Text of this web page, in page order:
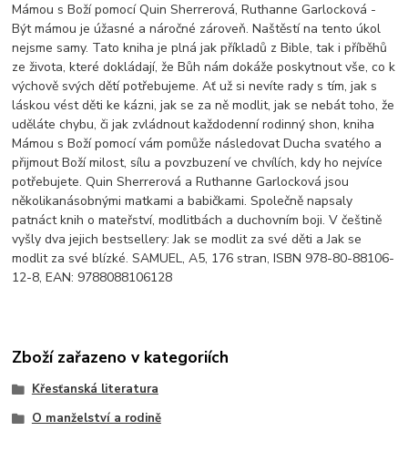
Mámou s Boží pomocí Quin Sherrerová, Ruthanne Garlocková -
Být mámou je úžasné a náročné zároveň. Naštěstí na tento úkol
nejsme samy. Tato kniha je plná jak příkladů z Bible, tak i příběhů
ze života, které dokládají, že Bůh nám dokáže poskytnout vše, co k
výchově svých dětí potřebujeme. Ať už si nevíte rady s tím, jak s
láskou vést děti ke kázni, jak se za ně modlit, jak se nebát toho, že
uděláte chybu, či jak zvládnout každodenní rodinný shon, kniha
Mámou s Boží pomocí vám pomůže následovat Ducha svatého a
přijmout Boží milost, sílu a povzbuzení ve chvílích, kdy ho nejvíce
potřebujete. Quin Sherrerová a Ruthanne Garlocková jsou
několikanásobnými matkami a babičkami. Společně napsaly
patnáct knih o mateřství, modlitbách a duchovním boji. V češtině
vyšly dva jejich bestsellery: Jak se modlit za své děti a Jak se
modlit za své blízké. SAMUEL, A5, 176 stran, ISBN 978-80-88106-
12-8, EAN: 9788088106128
Zboží zařazeno v kategoriích
Křesťanská literatura
O manželství a rodině